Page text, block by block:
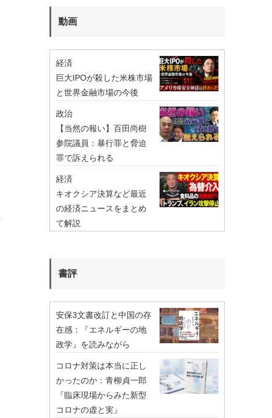
動画
経済
巨大IPOが殺した米株市場
と世界金融市場の今後
政治
【当然の報い】百田尚樹
参院議員：暴行罪と脅迫
罪で訴えられる
経済
キオクシア決算など最近
の経済ニュースをまとめ
て解説
書評
安保3文書改訂と中国の存
在感：『エネルギーの地
政学』を読みながら
コロナ対策は本当に正し
かったのか：青柳貞一郎
『臨床現場からみた新型
コロナの虚と実』